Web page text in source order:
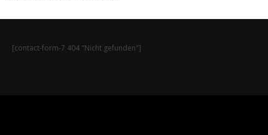
[contact-form-7 404 "Nicht gefunden"]